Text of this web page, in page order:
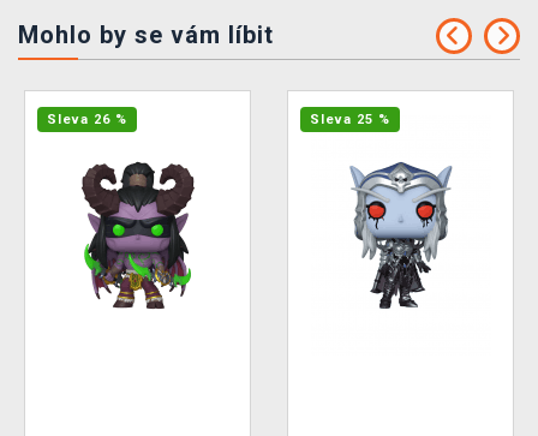
Mohlo by se vám líbit
Sleva 26 % Sleva 25 %